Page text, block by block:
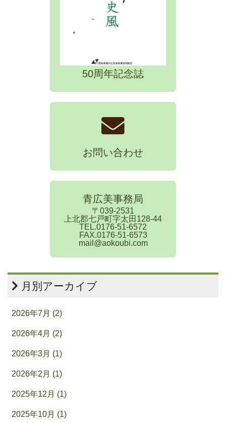
50周年記念誌
お問い合わせ
青広美事務局
〒039-2531
上北郡七戸町字太田128-44
TEL.0176-51-6572
FAX.0176-51-6573
mail@aokoubi.com
月別アーカイブ
2026年7月 (2)
2026年4月 (2)
2026年3月 (1)
2026年2月 (1)
2025年12月 (1)
2025年10月 (1)